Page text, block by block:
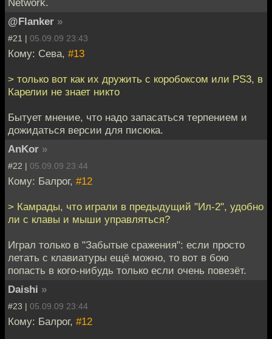
@Flanker »
#21 | 05.09.09 23:43
Кому: Сева, #13
> только вот как их дружить с коробоксом или PS3, в
Карелии не знает никто
Бытует мнение, что надо запасаться терпением и
дожидаться версии для писюка.
AnKor »
#22 | 05.09.09 23:44
Кому: Балрог, #12
> Камрады, что играли в предыдущий "Ил-2", удобно
ли с клавы и мыши управляться?
Играл только в "Забытые сражения": если просто
летать с клавиатуры ещё можно, то вот в бою
попасть в кого-нибудь только если очень повезёт.
Daishi »
#23 | 05.09.09 23:44
Кому: Балрог, #12